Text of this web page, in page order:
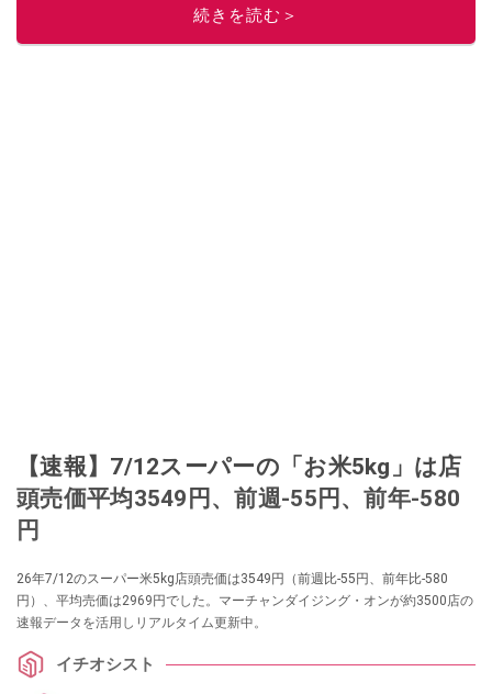
続きを読む＞
【速報】7/12スーパーの「お米5kg」は店
頭売価平均3549円、前週-55円、前年-580
円
26年7/12のスーパー米5kg店頭売価は3549円（前週比-55円、前年比-580
円）、平均売価は2969円でした。マーチャンダイジング・オンが約3500店の
速報データを活用しリアルタイム更新中。
イチオシスト